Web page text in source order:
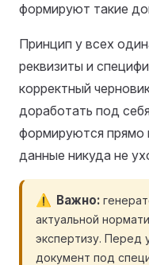
формируют такие
Принцип у всех
реквизиты и
корректный
доработать под
формируются прямо
данные никуда не
Важно
актуальной
экспертизу. Перед
документ под